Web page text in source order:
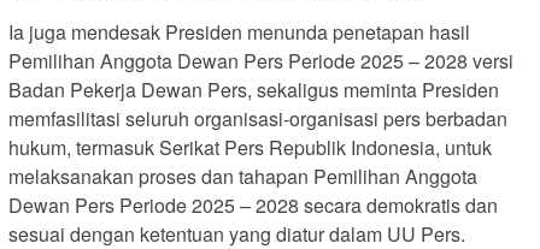
Ia juga mendesak Presiden menunda penetapan hasil
Pemilihan Anggota Dewan Pers Periode 2025 – 2028 versi
Badan Pekerja Dewan Pers, sekaligus meminta Presiden
memfasilitasi seluruh organisasi-organisasi pers berbadan
hukum, termasuk Serikat Pers Republik Indonesia, untuk
melaksanakan proses dan tahapan Pemilihan Anggota
Dewan Pers Periode 2025 – 2028 secara demokratis dan
sesuai dengan ketentuan yang diatur dalam UU Pers.